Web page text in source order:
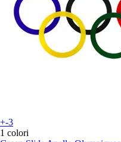
+-3
1 colori